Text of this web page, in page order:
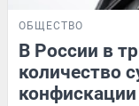
ОБЩЕСТВО
В России в
количество